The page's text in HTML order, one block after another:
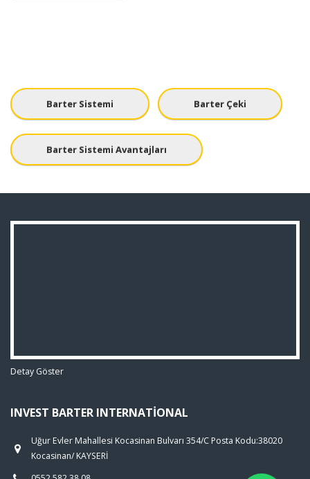
Barter Sistemi Barter Çeki
Barter Sistemi Avantajları
Detay Göster
INVEST BARTER INTERNATIONAL
Uğur Evler Mahallesi Kocasinan Bulvarı 354/C Posta Kodu:38020
Kocasinan/ KAYSERİ